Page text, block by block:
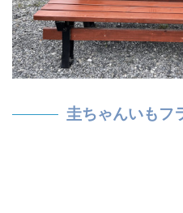
圭ちゃんいもフ